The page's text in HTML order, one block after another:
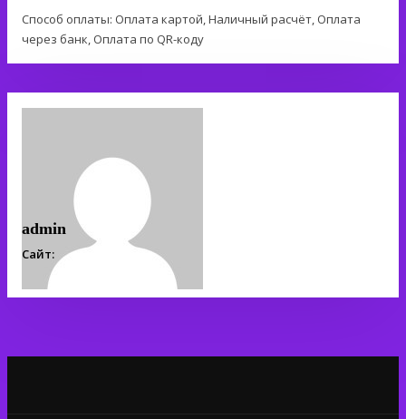
Способ оплаты: Оплата картой, Наличный расчёт, Оплата
через банк, Оплата по QR-коду
admin
Сайт: